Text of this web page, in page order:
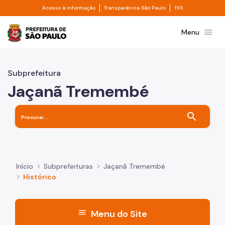
Pular para o Conteúdo principal
Acesso à informação Divisor de acesso à informação
Transparência São Paulo Divisor de
156
Prefeitura de São PauloMenu menu
Subprefeitura
Jaçanã Tremembé
search
Início Subprefeituras
Jaçanã Tremembé
Histórico
menu Menu do Site